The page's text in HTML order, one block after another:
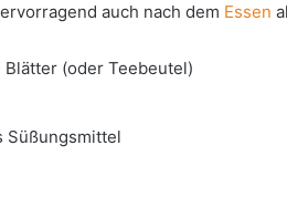
auch nach dem Essen
(oder Teebeutel)
Süßungsmittel